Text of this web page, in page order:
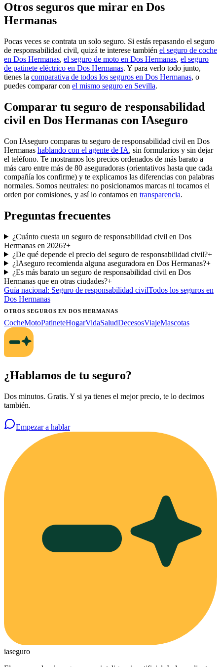
Otros seguros que mirar en Dos
Hermanas
Pocas veces se contrata un solo seguro. Si estás repasando el seguro
de responsabilidad civil, quizá te interese también el seguro de coche
en Dos Hermanas, el seguro de moto en Dos Hermanas, el seguro
de patinete eléctrico en Dos Hermanas. Y para verlo todo junto,
tienes la comparativa de todos los seguros en Dos Hermanas, o
puedes comparar con el mismo seguro en Sevilla.
Comparar tu seguro de responsabilidad
civil en Dos Hermanas con IAseguro
Con IAseguro comparas tu seguro de responsabilidad civil en Dos
Hermanas hablando con el agente de IA, sin formularios y sin dejar
el teléfono. Te mostramos los precios ordenados de más barato a
más caro entre más de 80 aseguradoras (orientativos hasta que cada
compañía los confirme) y te explicamos las diferencias con palabras
normales. Somos neutrales: no posicionamos marcas ni tocamos el
orden por comisiones, y así lo contamos en transparencia.
Preguntas frecuentes
¿Cuánto cuesta un seguro de responsabilidad civil en Dos
Hermanas en 2026?+
¿De qué depende el precio del seguro de responsabilidad civil?+
¿IAseguro recomienda alguna aseguradora en Dos Hermanas?+
¿Es más barato un seguro de responsabilidad civil en Dos
Hermanas que en otras ciudades?+
Guía nacional: Seguro de responsabilidad civilTodos los seguros en
Dos Hermanas
OTROS SEGUROSEN DOS HERMANAS
CocheMotoPatineteHogarVidaSaludDecesosViajeMascotas
¿Hablamos de tu seguro?
Dos minutos. Gratis. Y si ya tienes el mejor precio, te lo decimos
también.
Empezar a hablar
iaseguro